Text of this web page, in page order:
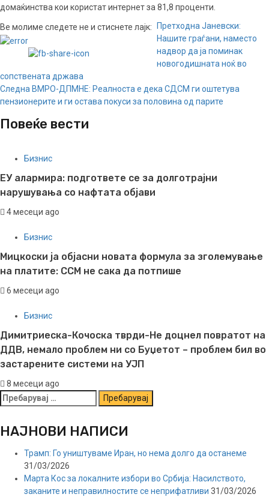
домаќинства кои користат интернет за 81,8 проценти.
Ве молиме следете не и стиснете лајк:
Continue
Reading
Претходна Јаневски:
Нашите граѓани, наместо
надвор да ја поминак
новогодишната ноќ во
сопствената држава
Следна ВМРО-ДПМНЕ: Реалноста е дека СДСМ ги оштетува
пензионерите и ги остава покуси за половина од парите
Повеќе вести
Бизнис
ЕУ алармира: подгответе се за долготрајни
нарушувања со нафтата објави
4 месеци ago
Бизнис
Мицкоски ја објасни новата формула за зголемување
на платите: ССМ не сака да потпише
6 месеци ago
Бизнис
Димитриеска-Кочоска тврди-Не доцнел повратот на
ДДВ, немало проблем ни со Буџетот – проблем бил во
застарените системи на УЈП
8 месеци ago
Пребарувај
за:
НАЈНОВИ НАПИСИ
Трамп: Го уништуваме Иран, но нема долго да останеме
31/03/2026
Марта Кос за локалните избори во Србија: Насилството,
заканите и неправилностите се неприфатливи 31/03/2026